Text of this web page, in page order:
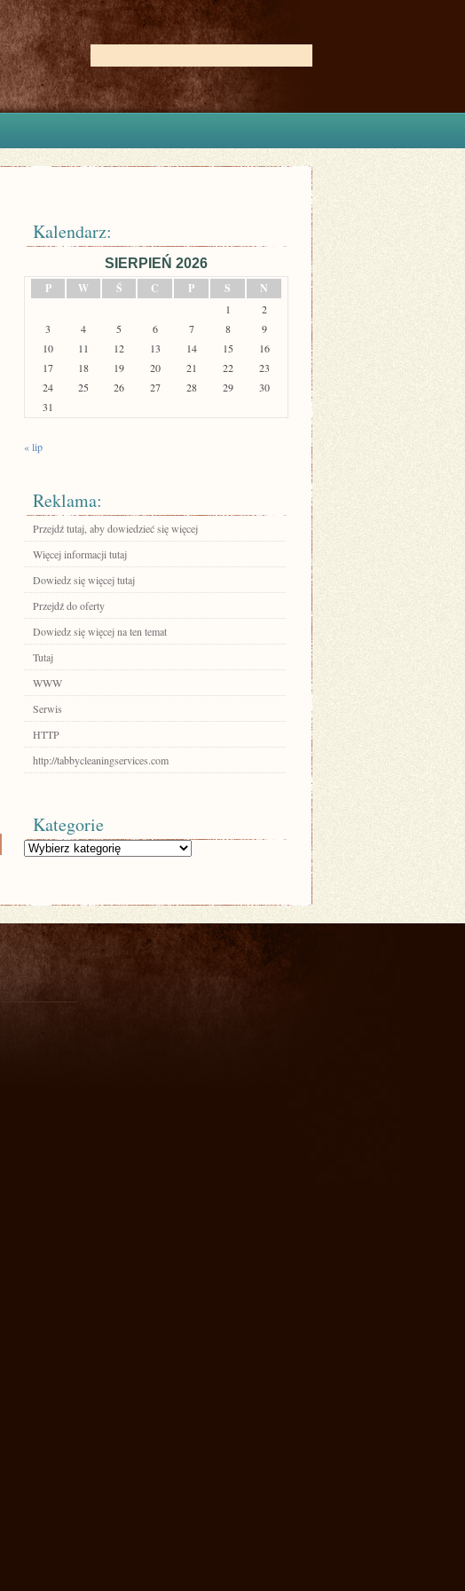
Kalendarz:
SIERPIEŃ 2026
P
W Ś C P S N
1
2
3
4 5 6 7 8
9
10
11 12 13 14 15
16
17
18 19 20 21 22
23
24
25 26 27 28 29
30
31
« lip
Reklama:
Przejdź tutaj, aby dowiedzieć się więcej
Więcej informacji tutaj
Dowiedz się więcej tutaj
Przejdź do oferty
Dowiedz się więcej na ten temat
Tutaj
WWW
Serwis
HTTP
http://tabbycleaningservices.com
Kategorie
Kategorie